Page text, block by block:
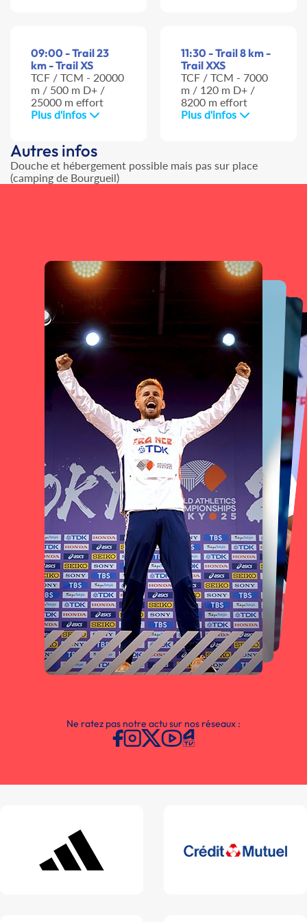
09:00 - Trail 23
km - Trail XS
TCF / TCM - 20000
m / 500 m D+ /
25000 m effort
Plus d'infos
11:30 - Trail 8 km -
Trail XXS
TCF / TCM - 7000
m / 120 m D+ /
8200 m effort
Plus d'infos
Autres infos
Douche et hébergement possible mais pas sur place
(camping de Bourgueil)
Ne ratez pas notre actu sur nos réseaux :